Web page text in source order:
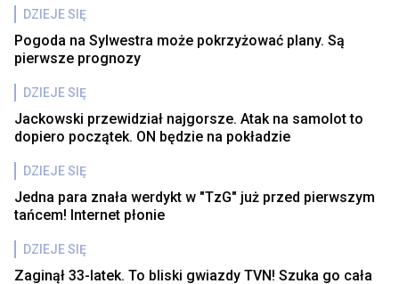
DZIEJE SIĘ
Pogoda na Sylwestra może pokrzyżować plany. Są
pierwsze prognozy
DZIEJE SIĘ
Jackowski przewidział najgorsze. Atak na samolot to
dopiero początek. ON będzie na pokładzie
DZIEJE SIĘ
Jedna para znała werdykt w "TzG" już przed pierwszym
tańcem! Internet płonie
DZIEJE SIĘ
Zaginął 33-latek. To bliski gwiazdy TVN! Szuka go cała